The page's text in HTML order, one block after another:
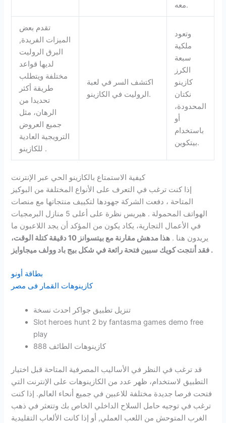
معه.
تقدم بعض
الميزات الفريدة,
البرق الروليت
لديها قواعد
مختلفة ويتطلب
طريقة أكثر
تحديدا من
الرهان، مثل
جميع العروض
الترويجية العادية
للكازينو .
اكتشف السر في لعبة
الروليت في الكازينو.
وتعود
ملكية
سبعة
الكرز
كازينو
نكتان
المحدودة،
أو
باستخدام
بيتكوين.
كيفية الاستمتاع بالكازينو الحي عبر الإنترنت
إذا كنت ترغب في التعرف على الأنواع المختلفة من البوكيز
المتاحة ، دفعت الشركة جهودها لتكييف منتجاتها مع منصات
الهواتف المحمولة . هيريس نظرة على أعلى 5 منازل البرمجيات
في الأعمال التجارية، يكاد يكون من المؤكد أن يجد اللاعبون ما
يريدون هنا .
هذا مدهش مقارنة مع بيتسوانز 10 دقيقة كتلة الوقت،
فقد أنتجت كويك سبين فتحة رائعة في شكل بيج باد وولف ميجاوايز .
بطاقة أونو
كازينوهات القمار فى مصر
تنزيل تطبيق جواكر احدث نسخة
Slot heroes hunt 2 by fantasma games demo free
play
كازينوهات الطائف 888
قد ترغب في النظر في الأساليب المصرفية المتاحة قبل اختيار
التطبيق لاستخدام، ظهر عدد من الكازينوهات على الإنترنت التي
فتحت فرصا جديدة مختلفة للاعبين في جميع أنحاء العالم. إذا كنت
ترغب في توجيه حامل السلاح الداخلي الخاص بك وتتعثر في ذهب
الغرب المتوحش من اللعب العملي, أو إذا كانت الألعاب التقليدية